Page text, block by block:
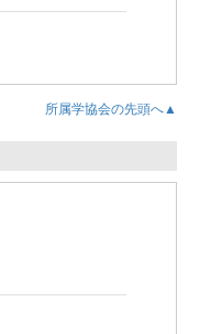
所属学協会の先頭へ▲